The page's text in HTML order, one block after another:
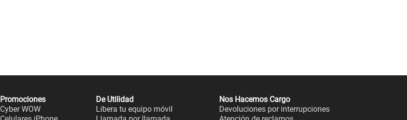
Promociones
Cyber WOW
De Utilidad
Libera tu equipo móvil
Nos Hacemos Cargo
Devoluciones por interrupciones